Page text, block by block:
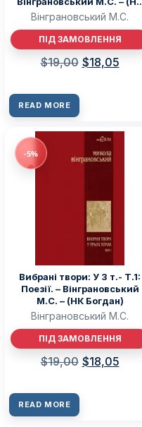
Богдан)
Вінграновський М.С.
ПІД ЗАМОВЛЕННЯ
$19,00 $18,05
READ MORE
-5%
Вибрані твори: У 3 т.- Т.1:
Поезії. – Вінграновський
М.С. – (НК Богдан)
Вінграновський М.С.
ПІД ЗАМОВЛЕННЯ
$19,00 $18,05
READ MORE